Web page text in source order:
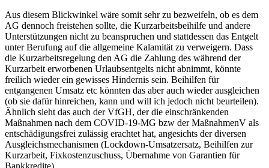
Aus diesem Blickwinkel wäre somit sehr zu bezweifeln, ob es dem
AG dennoch freistehen sollte, die Kurzarbeitsbeihilfe und andere
Unterstützungen nicht zu beanspruchen und stattdessen das Entgelt
unter Berufung auf die allgemeine Kalamität zu verweigern. Dass
die Kurzarbeitsregelung den AG die Zahlung des während der
Kurzarbeit erworbenen Urlaubsentgelts nicht abnimmt, könnte
freilich wieder ein gewisses Hindernis sein. Beihilfen für
entgangenen Umsatz etc könnten das aber auch wieder ausgleichen
(ob sie dafür hinreichen, kann und will ich jedoch nicht beurteilen).
Ähnlich sieht das auch der VfGH, der die einschränkenden
Maßnahmen nach dem COVID-19-MG bzw der MaßnahmenV als
entschädigungsfrei zulässig erachtet hat, angesichts der diversen
Ausgleichsmechanismen (Lockdown-Umsatzersatz, Beihilfen zur
Kurzarbeit, Fixkostenzuschuss, Übernahme von Garantien für
Bankkredite).